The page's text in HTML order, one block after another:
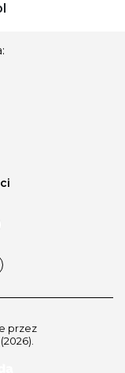
przez